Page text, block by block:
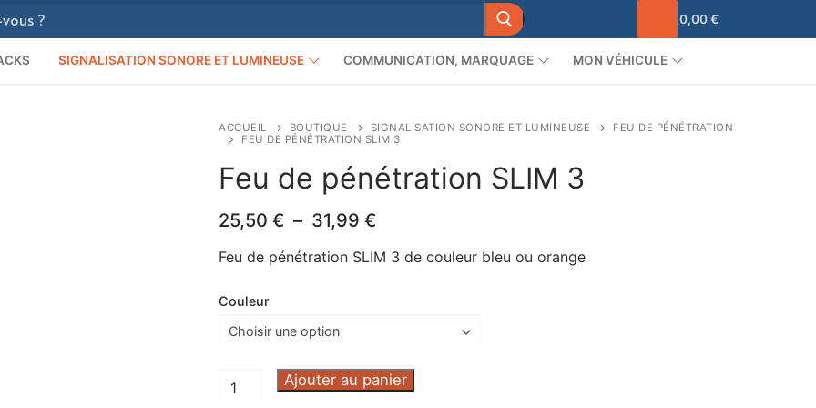
0,00€
SIGNALISATION SONORE ET LUMINEUSE COMMUNICATION, MARQUAGE MON VÉHICULE
ACCUEIL BOUTIQUE SIGNALISATION SONORE ET LUMINEUSE
FEU DE PÉNÉTRATION
FEU DE PÉNÉTRATION SLIM 3
Feu de pénétration SLIM 3
25,50 € – 31,99 €
prix :
Feu de pénétration SLIM 3 de couleur bleu ou orange
Couleur
quantité
Ajouter au panier